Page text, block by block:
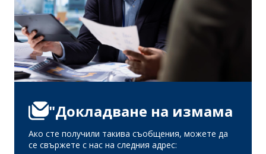
"Докладване на измама
Ако сте получили такива съобщения, можете да
се свържете с нас на следния адрес: